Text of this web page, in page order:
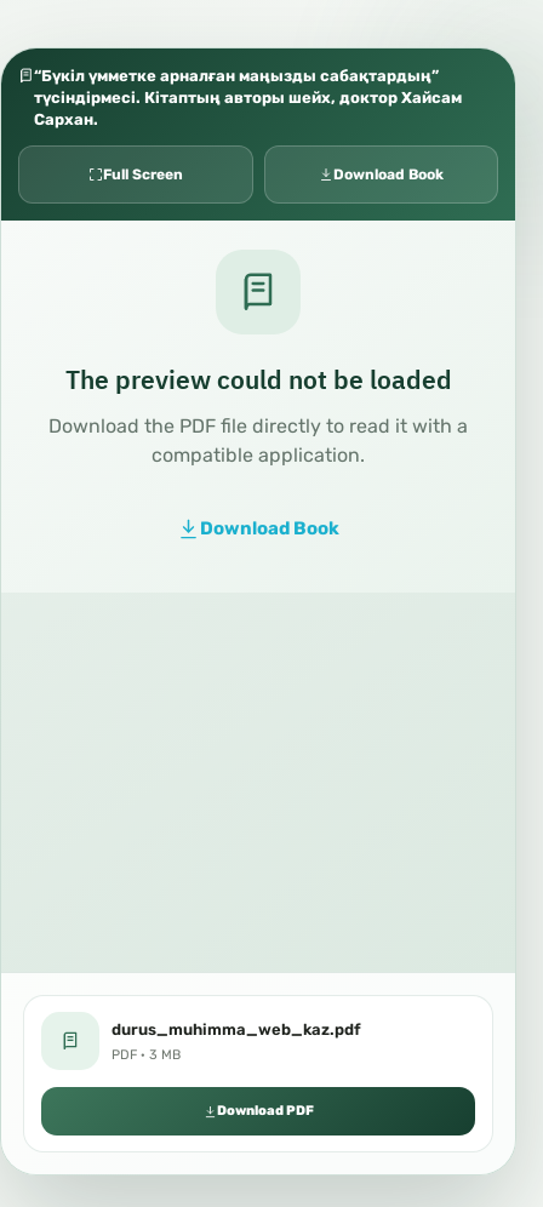
“Бүкіл үмметке арналған маңызды сабақтардың”
түсіндірмесі. Кітаптың авторы шейх, доктор Хайсам
Сархан.
Full Screen Download Book
The preview could not be loaded
Download the PDF file directly to read it with a
compatible application.
Download Book
durus_muhimma_web_kaz.pdf
PDF · 3 MB
Download PDF